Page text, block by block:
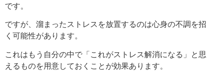
です。
ですが、溜まったストレスを放置するのは心身の不調を招
く可能性があります。
これはもう自分の中で「これがストレス解消になる」と思
えるものを用意しておくことが効果あります。